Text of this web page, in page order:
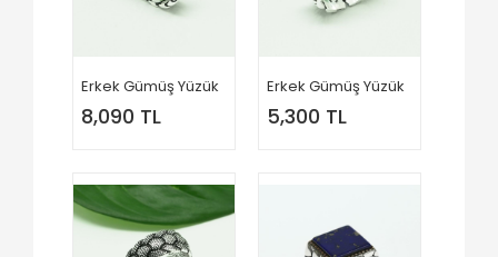
Erkek Gümüş Yüzük
8,090 TL
Erkek Gümüş Yüzük
5,300 TL